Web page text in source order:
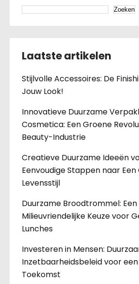
Zoeken
Laatste artikelen
Stijlvolle Accessoires: De
Jouw Look!
Innovatieve Duurzame
Cosmetica: Een Groene
Beauty-Industrie
Creatieve Duurzame Ideeën
Eenvoudige Stappen naar
Levensstijl
Duurzame Broodtrommel: Een
Milieuvriendelijke Keuze voor
Lunches
Investeren in Mensen:
Inzetbaarheidsbeleid voor
Toekomst